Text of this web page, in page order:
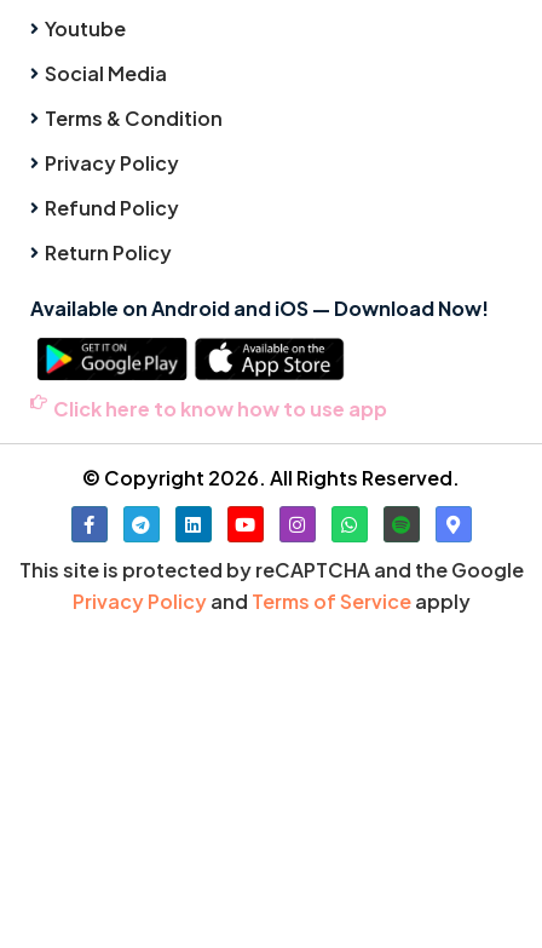
Youtube
Social Media
Terms & Condition
Privacy Policy
Refund Policy
Return Policy
Available on Android and iOS — Download Now!
Click here to know how to use app
© Copyright 2026. All Rights Reserved.
This site is protected by reCAPTCHA and the Google
Privacy Policyand Terms of Serviceapply